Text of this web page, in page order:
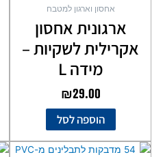
אחסון וארגון למטבח
ארגונית אחסון
אקרילית לשקיות –
מידה L
₪29.00
הוספה לסל